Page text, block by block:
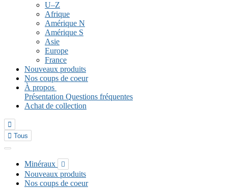
U–Z
Afrique
Amérique N
Amérique S
Asie
Europe
France
Nouveaux produits
Nos coups de coeur
À propos
Présentation Questions fréquentes
Achat de collection

 Tous
Minéraux 
Nouveaux produits
Nos coups de coeur